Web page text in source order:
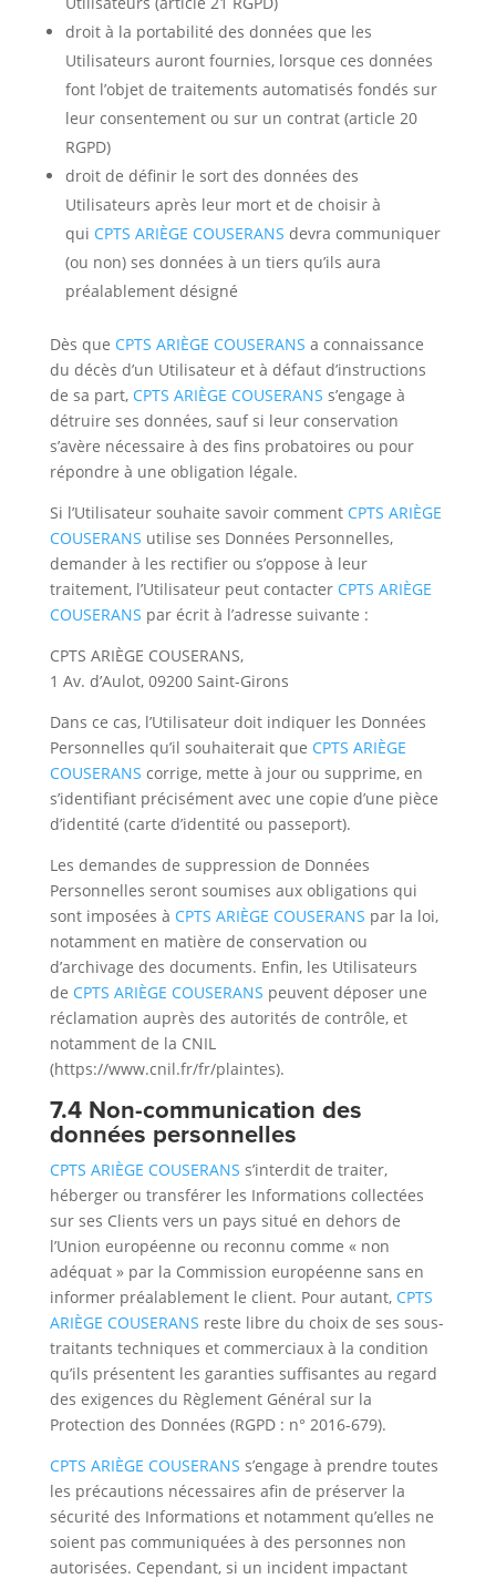
droit à la portabilité des données que les
Utilisateurs auront fournies, lorsque ces données
font l’objet de traitements automatisés fondés sur
leur consentement ou sur un contrat (article 20
RGPD)
droit de définir le sort des données des
Utilisateurs après leur mort et de choisir à
qui CPTS ARIÈGE COUSERANS devra communiquer
(ou non) ses données à un tiers qu’ils aura
préalablement désigné
Dès que CPTS ARIÈGE COUSERANS a connaissance
du décès d’un Utilisateur et à défaut d’instructions
de sa part, CPTS ARIÈGE COUSERANS s’engage à
détruire ses données, sauf si leur conservation
s’avère nécessaire à des fins probatoires ou pour
répondre à une obligation légale.
Si l’Utilisateur souhaite savoir comment CPTS ARIÈGE
COUSERANS utilise ses Données Personnelles,
demander à les rectifier ou s’oppose à leur
traitement, l’Utilisateur peut contacter CPTS ARIÈGE
COUSERANS par écrit à l’adresse suivante :
CPTS ARIÈGE COUSERANS,
1 Av. d’Aulot, 09200 Saint-Girons
Dans ce cas, l’Utilisateur doit indiquer les Données
Personnelles qu’il souhaiterait que CPTS ARIÈGE
COUSERANS corrige, mette à jour ou supprime, en
s’identifiant précisément avec une copie d’une pièce
d’identité (carte d’identité ou passeport).
Les demandes de suppression de Données
Personnelles seront soumises aux obligations qui
sont imposées à CPTS ARIÈGE COUSERANS par la loi,
notamment en matière de conservation ou
d’archivage des documents. Enfin, les Utilisateurs
de CPTS ARIÈGE COUSERANS peuvent déposer une
réclamation auprès des autorités de contrôle, et
notamment de la CNIL
(https://www.cnil.fr/fr/plaintes).
7.4 Non-communication des
données personnelles
CPTS ARIÈGE COUSERANS s’interdit de traiter,
héberger ou transférer les Informations collectées
sur ses Clients vers un pays situé en dehors de
l’Union européenne ou reconnu comme « non
adéquat » par la Commission européenne sans en
informer préalablement le client. Pour autant, CPTS
ARIÈGE COUSERANS reste libre du choix de ses sous-
traitants techniques et commerciaux à la condition
qu’ils présentent les garanties suffisantes au regard
des exigences du Règlement Général sur la
Protection des Données (RGPD : n° 2016-679).
CPTS ARIÈGE COUSERANS s’engage à prendre toutes
les précautions nécessaires afin de préserver la
sécurité des Informations et notamment qu’elles ne
soient pas communiquées à des personnes non
autorisées. Cependant, si un incident impactant